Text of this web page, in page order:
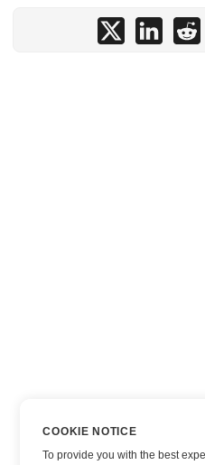
COOKIE NOTICE
To provide you with the best